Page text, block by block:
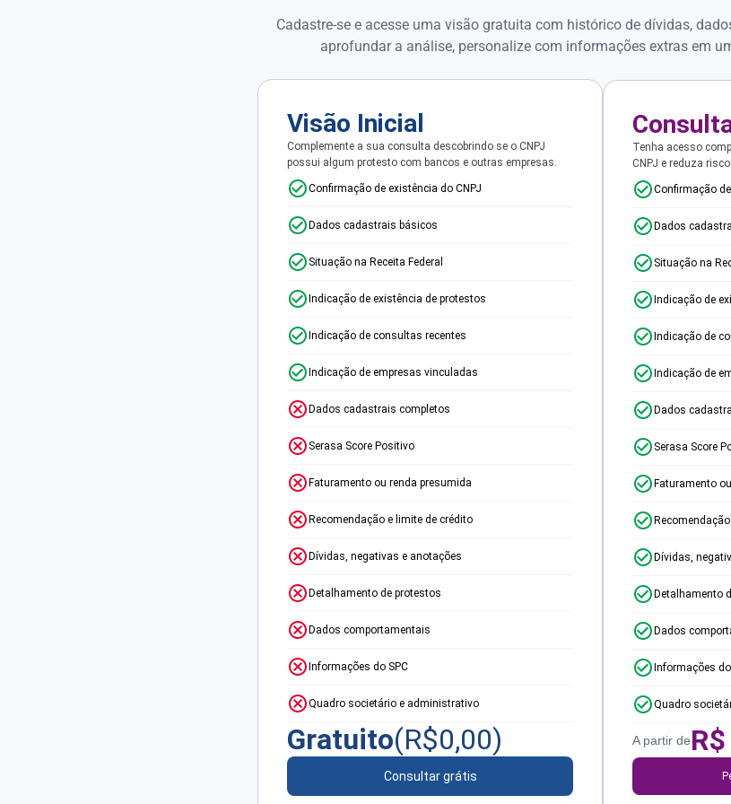
Cadastre-se e acesse uma visão gratuita com histórico de dívidas,
aprofundar a análise, personalize com informações extras em
Visão Inicial
Complemente a sua consulta descobrindo se o CNPJ
possui algum protesto com bancos e outras empresas.
Confirmação de existência do CNPJ
Dados cadastrais básicos
Situação na Receita Federal
Indicação de existência de protestos
Indicação de consultas recentes
Indicação de empresas vinculadas
Dados cadastrais completos
Serasa Score Positivo
Faturamento ou renda presumida
Recomendação e limite de crédito
Dívidas, negativas e anotações
Detalhamento de protestos
Dados comportamentais
Informações do SPC
Quadro societário e administrativo
Gratuito(R$0,00)
Consultar grátis
Tenha acesso
CNPJ e reduza
Confirmação
Dados
Situação na
Indicação de
Indicação de
Indicação de
Dados
Serasa Score
Faturamento
Dívidas,
Detalhamento
Dados
Informações do
Quadro
A partir deR$